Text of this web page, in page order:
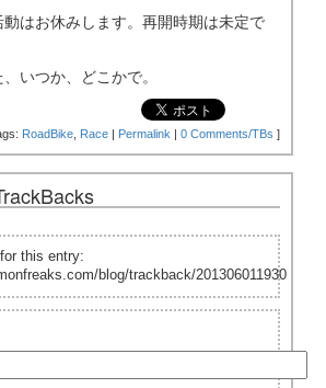
はお休みします。再開時期は未定で
いつか、どこかで。
RoadBike Race | Permalink | 0 Comments/TBs ]
this entry:
blog/trackback/201306011930